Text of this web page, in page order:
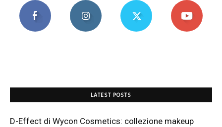
LATEST POSTS
D-Effect di Wycon Cosmetics: collezione makeup